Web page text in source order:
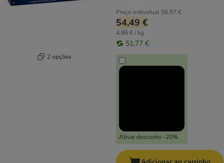
2 opções
Preço individual 56,97 €
54,49 €
4,86 € / kg
51,77 €
Ativar desconto -20%